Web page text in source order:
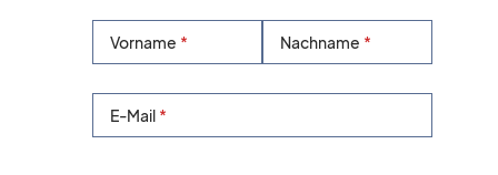
Vorname Nachname
E-Mail